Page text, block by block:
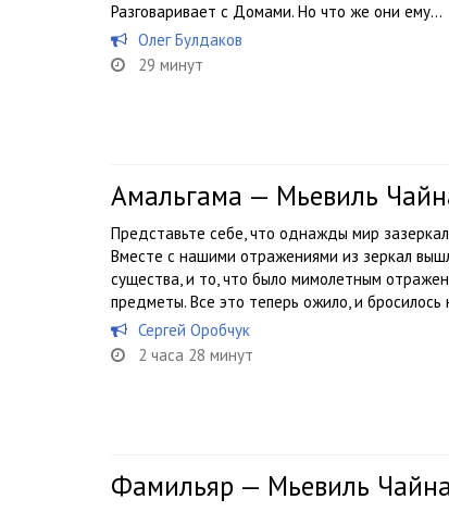
Разговаривает с Домами. Но что же они ему...
Олег Булдаков
29 минут
Амальгама — Мьевиль
Представьте себе, что однажды мир
Вместе с нашими отражениями из зеркал
существа, и то, что было мимолетным
предметы. Все это теперь ожило, и бросилось
Сергей Оробчук
2 часа 28 минут
Фамильяр — Мьевиль